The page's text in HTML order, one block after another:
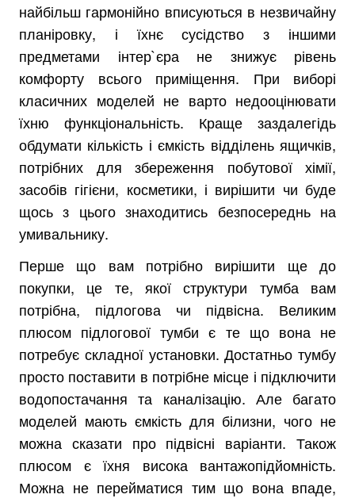
найбільш гармонійно вписуються в незвичайну
планіровку, і їхнє сусідство з іншими
предметами інтер`єра не знижує рівень
комфорту всього приміщення. При виборі
класичних моделей не варто недооцінювати
їхню функціональність. Краще заздалегідь
обдумати кількість і ємкість відділень ящичків,
потрібних для збереження побутової хімії,
засобів гігієни, косметики, і вирішити чи буде
щось з цього знаходитись безпосереднь на
умивальнику.
Перше що вам потрібно вирішити ще до
покупки, це те, якої структури тумба вам
потрібна, підлогова чи підвісна. Великим
плюсом підлогової тумби є те що вона не
потребує складної установки. Достатньо тумбу
просто поставити в потрібне місце і підключити
водопостачання та каналізацію. Але багато
моделей мають ємкість для білизни, чого не
можна сказати про підвісні варіанти. Також
плюсом є їхня висока вантажопідйомність.
Можна не перейматися тим що вона впаде,